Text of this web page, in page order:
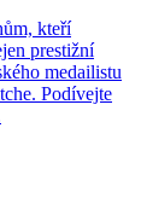
kteří
prestižní
medailistu
Podívejte